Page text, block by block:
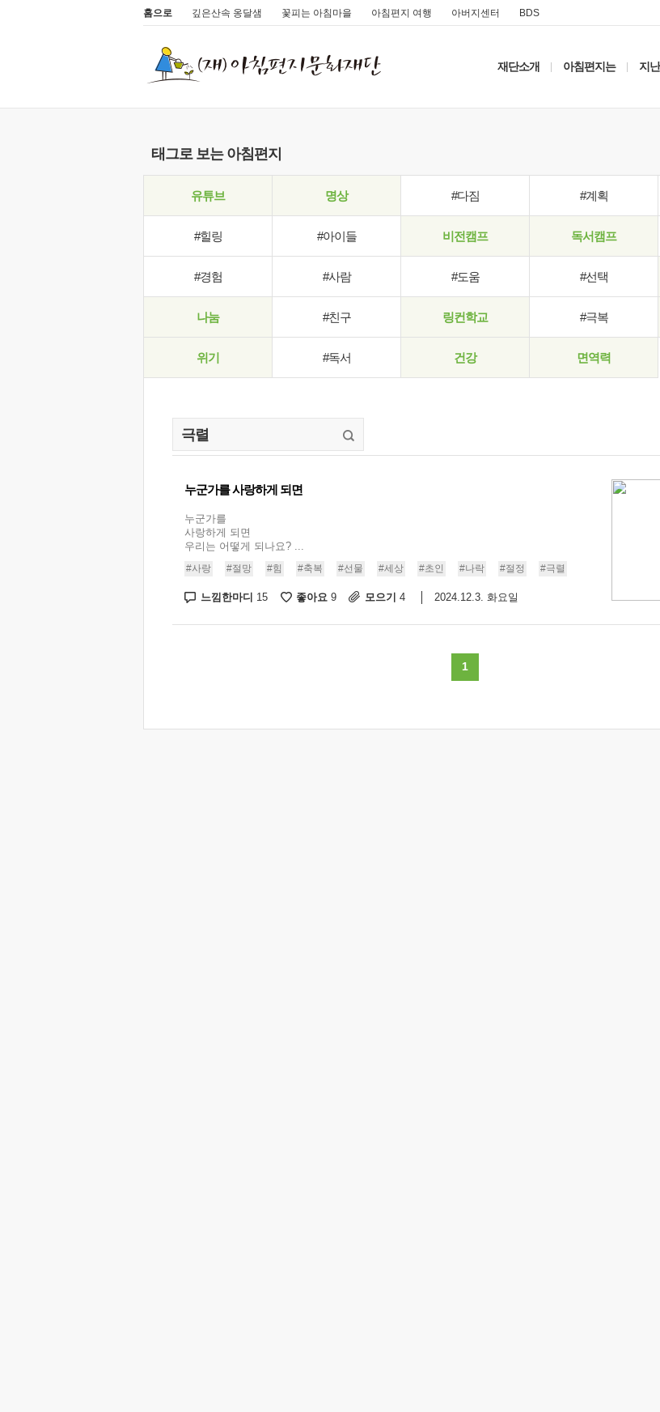
홈으로 깊은산속 옹달샘 꽃피는 아침마을 아침편지 여행 아버지센터 BDS
재단소개 아침편지는 지
태그로 보는 아침편지
유튜브 명상 #다짐 #계획
#힐링 #아이들 비전캠프 독서캠프
#경험 #사람 #도움 #선택
나눔 #친구 링컨학교 #극복
위기 #독서 건강 면역력
누군가를 사랑하게 되면
누군가를
사랑하게 되면
우리는 어떻게 되나요? ...
#사랑 #절망 #힘 #축복 #선물 #세상 #초인 #나락 #절정 #극렬
느낌한마디 15 좋아요 9 모으기 4 2024.12.3. 화요일
1